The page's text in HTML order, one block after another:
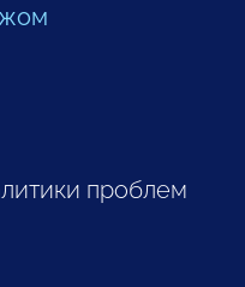
проблем